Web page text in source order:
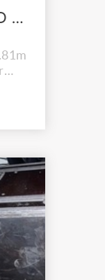
2xGradateurCELCO 36x2kw arrivée 125AT numérique